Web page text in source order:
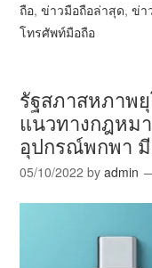
ถือ,ข่าวมือถือล่าสุด,ข่า
โทรศัพท์มือถือ
รัฐสภาสหภาพ
แนวทางกฎหม
อุปกรณ์พกพา
05/10/2022 byadmin